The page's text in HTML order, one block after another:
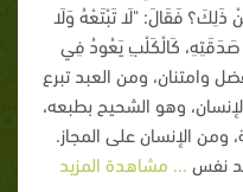
فَقَالَ: "لَا تَبْتَعْهُ وَلَا
كَالْكَلْبِ يَعُودُ فِي
وامتنان، ومن العبد تبرع
وهو الشحيح بطبعه،
ومن الإنسان على المجاز.
نفس ... مشاهدة المزيد